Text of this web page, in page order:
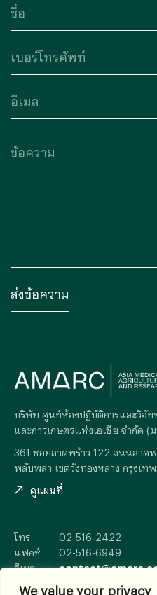
We value your privacy
บริษัท ศูนย์ห้องปฏิบัติการและวิจั
และการเกษตรแห่งเอเซีย จำกัด (
361 ซอยลาดพร้าว 122 ถนนลาดพ
พลับพลา เขตวังทองหลาง กรุงเท
ดูแผนที่
โทร
02-516-2422
แฟกซ์
02-516-6949
อีเมล